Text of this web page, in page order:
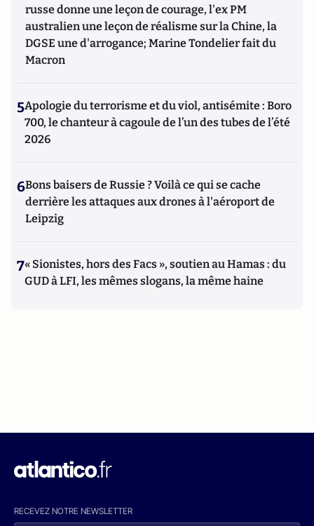
russe donne une leçon de courage, l'ex PM
australien une leçon de réalisme sur la Chine, la
DGSE une d'arrogance; Marine Tondelier fait du
Macron
5Apologie du terrorisme et du viol, antisémite : Boro
700, le chanteur à cagoule de l’un des tubes de l’été
2026
6Bons baisers de Russie ? Voilà ce qui se cache
derrière les attaques aux drones à l'aéroport de
Leipzig
7« Sionistes, hors des Facs », soutien au Hamas : du
GUD à LFI, les mêmes slogans, la même haine
RECEVEZ NOTRE NEWSLETTER